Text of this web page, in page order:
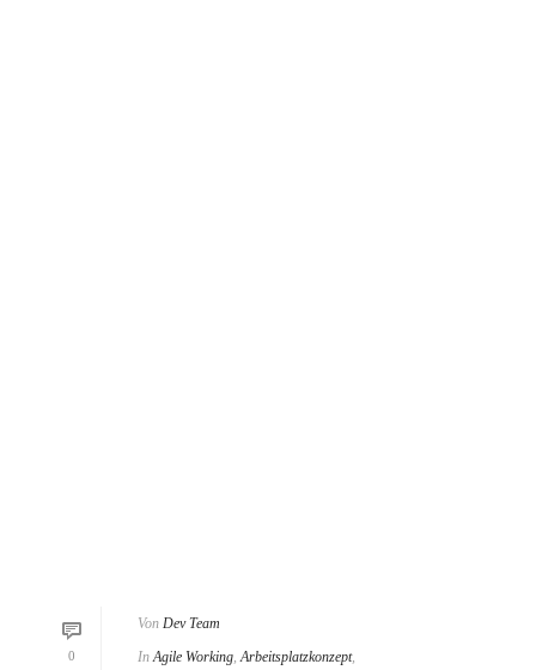
0
Von Dev Team
In Agile Working Arbeitsplatzkonzept,